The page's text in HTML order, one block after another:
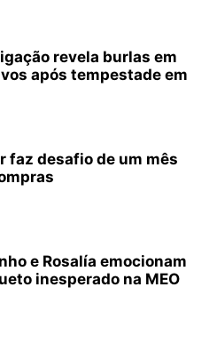
revela burlas em
após tempestade em
faz desafio de um mês
e Rosalía emocionam
inesperado na MEO